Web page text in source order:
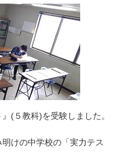
(５教科)を受験しました。
けの中学校の「実力テス